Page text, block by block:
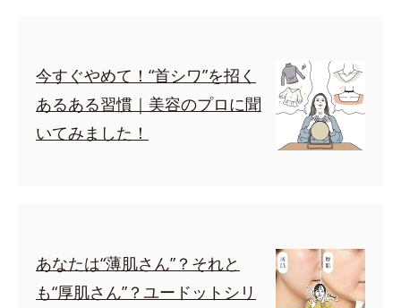
今すぐやめて！“首シワ”を招く
あるある習慣｜美容のプロに聞
いてみました！
あなたは“薄肌さん”？それと
も“厚肌さん”？ユードットシリ